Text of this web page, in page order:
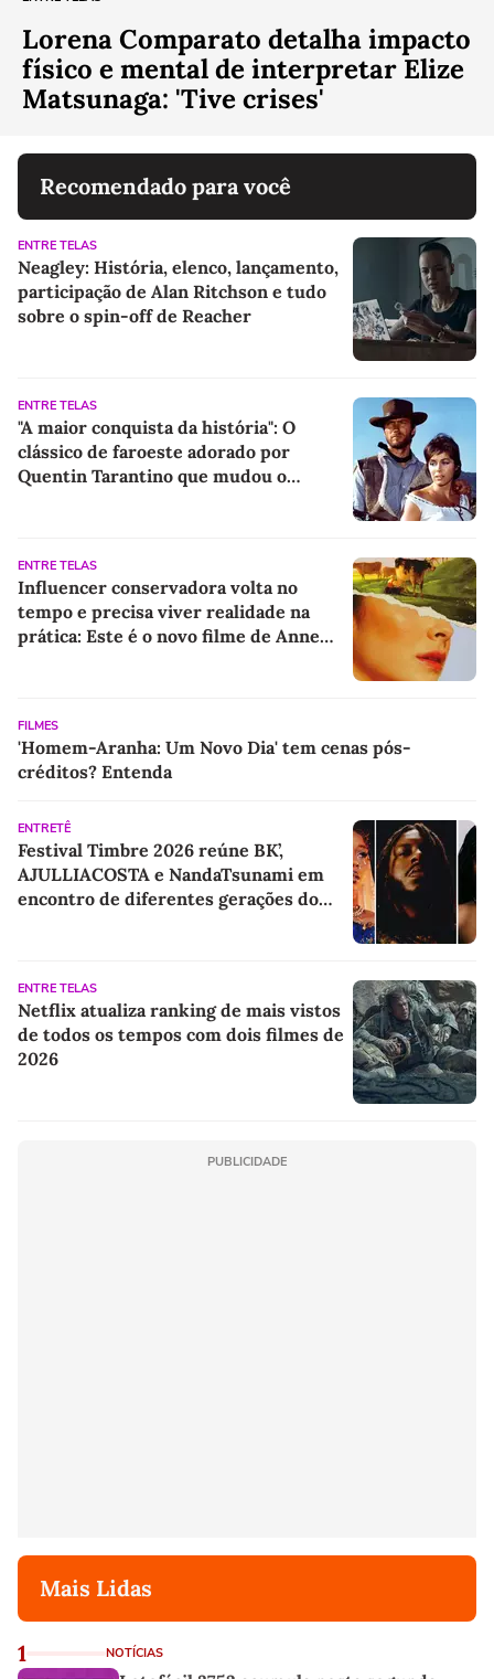
Lorena Comparato detalha impacto
físico e mental de interpretar Elize
Matsunaga: 'Tive crises'
Recomendado para você
ENTRE TELAS
Neagley: História, elenco, lançamento,
participação de Alan Ritchson e tudo
sobre o spin-off de Reacher
ENTRE TELAS
"A maior conquista da história": O
clássico de faroeste adorado por
Quentin Tarantino que mudou o
ENTRE TELAS
Influencer conservadora volta no
tempo e precisa viver realidade na
prática: Este é o novo filme de Anne
FILMES
'Homem-Aranha: Um Novo Dia' tem cenas pós-
créditos? Entenda
ENTRETÊ
Festival Timbre 2026 reúne BK’,
AJULLIACOSTA e NandaTsunami em
encontro de diferentes gerações do
ENTRE TELAS
Netflix atualiza ranking de mais vistos
de todos os tempos com dois filmes de
2026
PUBLICIDADE
Mais Lidas
1 NOTÍCIAS